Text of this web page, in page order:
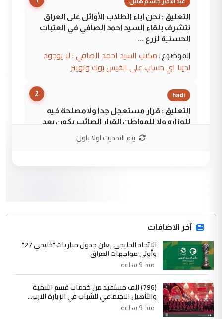
عبد الأمير جاسم هليل
التعليق : نحن اباء الطلاب الأوائل على العراق
نتشرف بلقاء السيد احمد الصافي في العتبات
الحسنية لزرع ...
الموضوع : مكتب السيد احمد الصافي : لا يوجود
لدينا اي حساب على الفيس بوك وتويتر
2 hadi
التعليق : قرار مستعجل جدا ولامصلحة فيه
للوزاره ولا للمواطن القرار الصائب يكون بعد
جنسية الرافد الثالث للعراق ومن اصول عريقة
ابا فرات ...
الموضوع :
الجواهري يرد على صدام حسين سل
مضجعيك يابن الزنا (نص كامل)
سردار
التعليق : واحد من عصابة علي ماما يسقط
جنسية الرافد الثالث للعراق ومن اصول عريقة
يتم التحديث اولا باول
آخر الاضافات
الاتحاد الخليجي يعلن جدول مباريات "خليجي 27"
وأولى مواجهات العراق
منذ 9 ساعة
(796) الف مستفيد من خدمات قسم التنمية
والتأهيل الاجتماعي للشباب في الزيارة الارب...
منذ 9 ساعة